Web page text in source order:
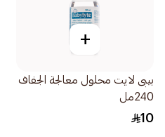
+
بيبى لايت محلول معالجة الجفاف
240مل
10